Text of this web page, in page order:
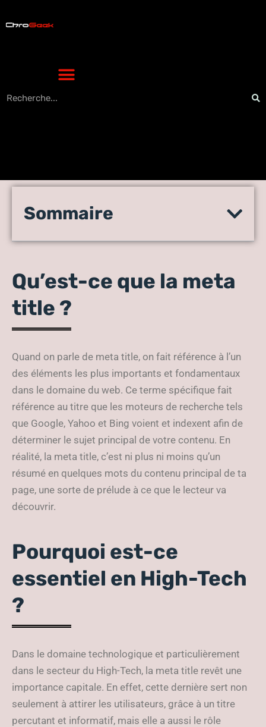
Tout savoir sur l’utilisation
Tech : guide pratique
Sommaire
Qu’est-ce que la meta
title ?
Quand on parle de meta title, on fait référence à l’un
des éléments les plus importants et fondamentaux
dans le domaine du web. Ce terme spécifique fait
référence au titre que les moteurs de recherche tels
que Google, Yahoo et Bing voient et indexent afin de
déterminer le sujet principal de votre contenu. En
réalité, la meta title, c’est ni plus ni moins qu’un
résumé en quelques mots du contenu principal de ta
page, une sorte de prélude à ce que le lecteur va
découvrir.
Pourquoi est-ce
essentiel en High-Tech
?
Dans le domaine technologique et particulièrement
dans le secteur du High-Tech, la meta title revêt une
importance capitale. En effet, cette dernière sert non
seulement à attirer les utilisateurs, grâce à un titre
percutant et informatif, mais elle a aussi le rôle